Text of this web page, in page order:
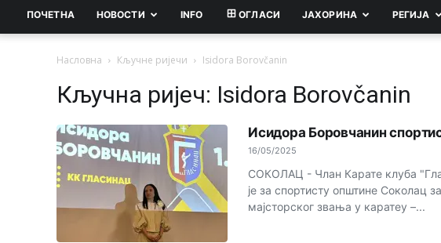
ПОЧЕТНА НОВОСТИ INFO ОГЛАСИ ЈАХОРИНА РEГИЈА
Насловна Кључне ријечи Isidora Borovčanin
Кључна ријеч: Isidora Borovčanin
Исидора Боровчанин
16/05/2025
СОКОЛАЦ - Члан Карате клуба
је за спортисту општине Соколац
мајсторског звања у каратеу –...